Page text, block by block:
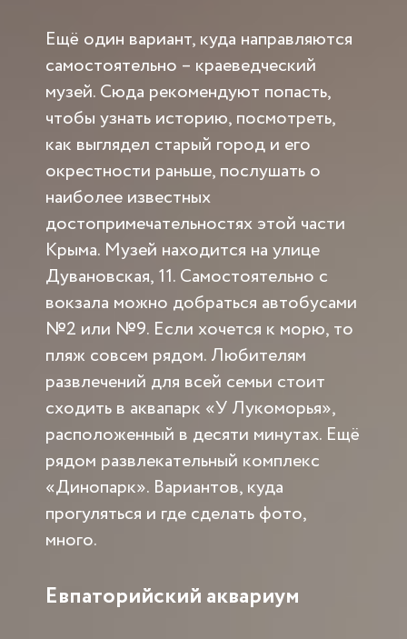
Ещё один вариант, куда направляются
самостоятельно – краеведческий
музей. Сюда рекомендуют попасть,
чтобы узнать историю, посмотреть,
как выглядел старый город и его
окрестности раньше, послушать о
наиболее известных
достопримечательностях этой части
Крыма. Музей находится на улице
Дувановская, 11. Самостоятельно с
вокзала можно добраться автобусами
№2 или №9. Если хочется к морю, то
пляж совсем рядом. Любителям
развлечений для всей семьи стоит
сходить в аквапарк «У Лукоморья»,
расположенный в десяти минутах. Ещё
рядом развлекательный комплекс
«Динопарк». Вариантов, куда
прогуляться и где сделать фото,
много.
Евпаторийский аквариум